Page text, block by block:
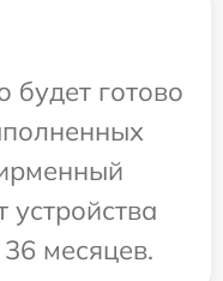
будет готово
месяцев.